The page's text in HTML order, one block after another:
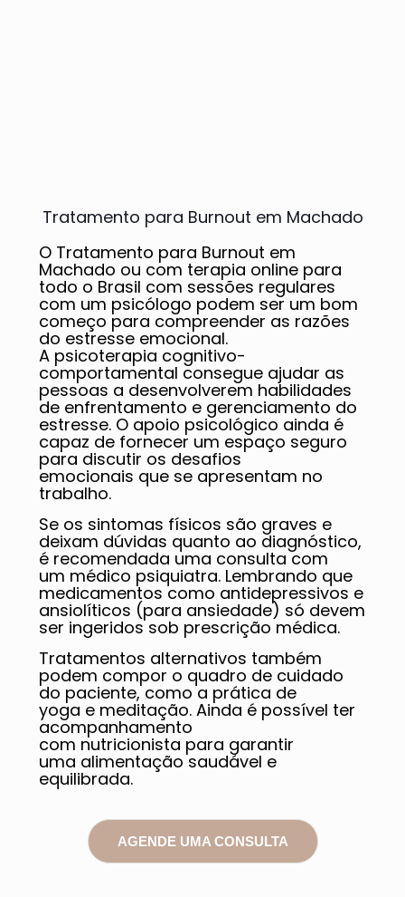
Tratamento para Burnout em Machado
O Tratamento para Burnout em
Machado ou com terapia online para
todo o Brasil com sessões regulares
com um psicólogo podem ser um bom
começo para compreender as razões
do estresse emocional.
A psicoterapia cognitivo-
comportamental consegue ajudar as
pessoas a desenvolverem habilidades
de enfrentamento e gerenciamento do
estresse. O apoio psicológico ainda é
capaz de fornecer um espaço seguro
para discutir os desafios
emocionais que se apresentam no
trabalho.
Se os sintomas físicos são graves e
deixam dúvidas quanto ao diagnóstico,
é recomendada uma consulta com
um médico psiquiatra. Lembrando que
medicamentos como antidepressivos e
ansiolíticos (para ansiedade) só devem
ser ingeridos sob prescrição médica.
Tratamentos alternativos também
podem compor o quadro de cuidado
do paciente, como a prática de
yoga e meditação. Ainda é possível ter
acompanhamento
com nutricionista para garantir
uma alimentação saudável e
equilibrada.
AGENDE UMA CONSULTA